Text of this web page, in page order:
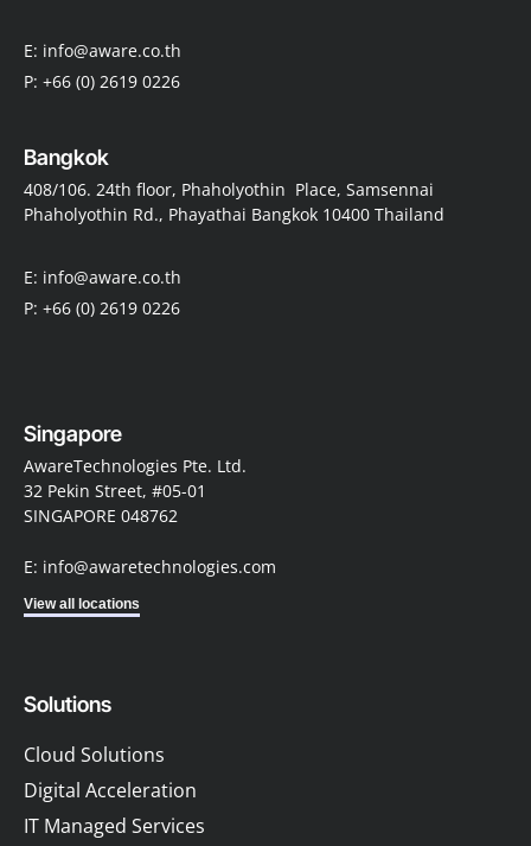
E: info@aware.co.th
P: +66 (0) 2619 0226
Bangkok
408/106. 24th floor, Phaholyothin Place, Samsennai
Phaholyothin Rd., Phayathai Bangkok 10400 Thailand
E: info@aware.co.th
P: +66 (0) 2619 0226
Singapore
AwareTechnologies Pte. Ltd.
32 Pekin Street, #05-01
SINGAPORE 048762
E: info@awaretechnologies.com
View all locations
Solutions
Cloud Solutions
Digital Acceleration
IT Managed Services